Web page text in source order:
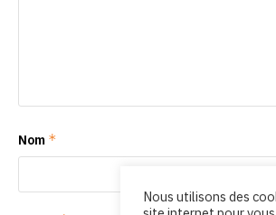
Nom *
Nous utilisons des